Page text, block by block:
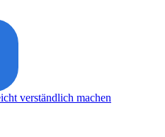
verständlich machen